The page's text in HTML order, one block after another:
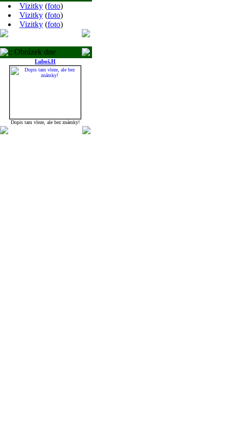
Vizitky (foto)
Vizitky (foto)
Vizitky (foto)
:: Obrázek dne
Luboš.H
Dopis tam vleze, ale bez známky!